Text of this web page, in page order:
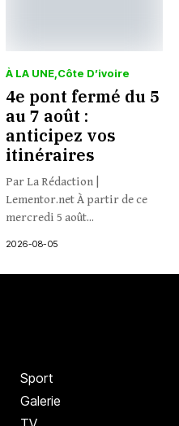
À LA UNE Côte D’ivoire
4e pont fermé du 5
au 7 août :
anticipez vos
itinéraires
Par La Rédaction |
Lementor.net À partir de ce
mercredi 5 août...
2026-08-05
Sport
Galerie